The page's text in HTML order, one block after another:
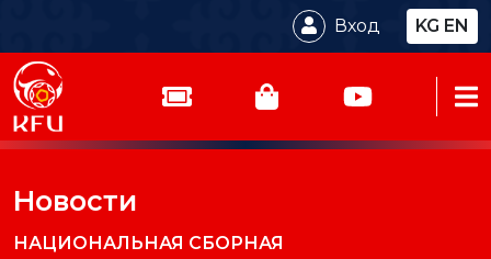
Вход KG EN
Новости
НАЦИОНАЛЬНАЯ СБОРНАЯ